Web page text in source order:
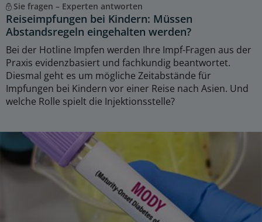
Sie fragen – Experten antworten
Reiseimpfungen bei Kindern: Müssen
Abstandsregeln eingehalten werden?
Bei der Hotline Impfen werden Ihre Impf-Fragen aus der
Praxis evidenzbasiert und fachkundig beantwortet.
Diesmal geht es um mögliche Zeitabstände für
Impfungen bei Kindern vor einer Reise nach Asien. Und
welche Rolle spielt die Injektionsstelle?